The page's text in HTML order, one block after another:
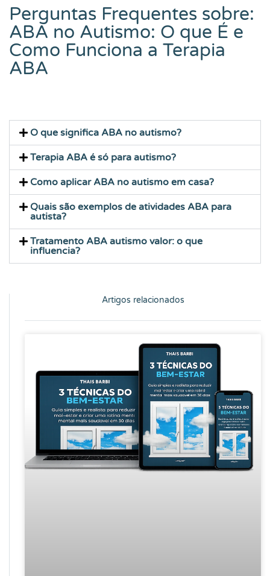
Perguntas Frequentes sobre:
ABA no Autismo: O que É e
Como Funciona a Terapia
ABA
O que significa ABA no autismo?
Terapia ABA é só para autismo?
Como aplicar ABA no autismo em casa?
Quais são exemplos de atividades ABA para
autista?
Tratamento ABA autismo valor: o que
influencia?
Artigos relacionados